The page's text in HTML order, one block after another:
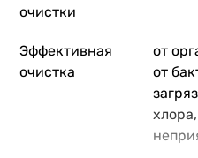
очистки
Эффективная
очистка
от
от